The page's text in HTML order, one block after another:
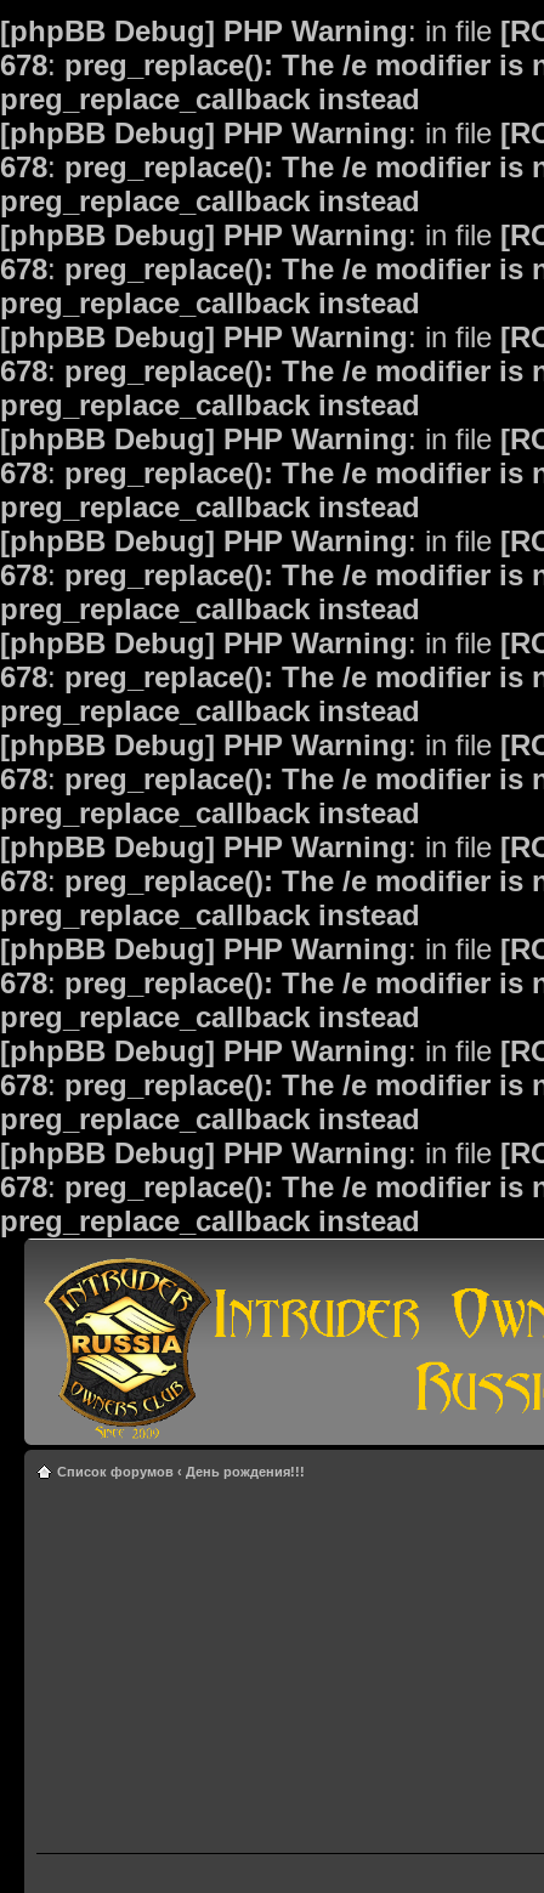
[phpBB Debug] PHP Warning: in file
678: preg_replace(): The /e modifier is
preg_replace_callback instead
[phpBB Debug] PHP Warning: in file
678: preg_replace(): The /e modifier is
preg_replace_callback instead
[phpBB Debug] PHP Warning: in file
678: preg_replace(): The /e modifier is
preg_replace_callback instead
[phpBB Debug] PHP Warning: in file
678: preg_replace(): The /e modifier is
preg_replace_callback instead
[phpBB Debug] PHP Warning: in file
678: preg_replace(): The /e modifier is
preg_replace_callback instead
[phpBB Debug] PHP Warning: in file
678: preg_replace(): The /e modifier is
preg_replace_callback instead
[phpBB Debug] PHP Warning: in file
678: preg_replace(): The /e modifier is
preg_replace_callback instead
[phpBB Debug] PHP Warning: in file
678: preg_replace(): The /e modifier is
preg_replace_callback instead
[phpBB Debug] PHP Warning: in file
678: preg_replace(): The /e modifier is
preg_replace_callback instead
[phpBB Debug] PHP Warning: in file
678: preg_replace(): The /e modifier is
preg_replace_callback instead
[phpBB Debug] PHP Warning: in file
678: preg_replace(): The /e modifier is
preg_replace_callback instead
[phpBB Debug] PHP Warning: in file
678: preg_replace(): The /e modifier is
preg_replace_callback instead
Список форумов ‹ День рождения!!!